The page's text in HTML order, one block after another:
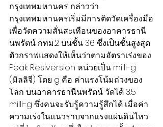
กรุงเทพมหานคร กล่าวว่า
กรุงเทพมหานครเริ่มมีการติดวัดเครื่องมือ
เพื่อวัดความสั่นสะเทือนของอาคารธานี
นพรัตน์ กทม.2 บนชั้น 36 ซึ่งเป็นชั้นสูงสุด
ตัวกราฟแสดงให้เห็นว่าตามอัตราเร่งของ
Peak Resiversion หน่วยเป็น milli-g
(มิลลิจี) โดย g คือ ค่าแรงโน้มถ่วงของ
โลก บนอาคารธานีนพรัตน์ วัดได้ 3.5
milli-g ซึ่งคนจะรับรู้ความรู้สึกได้ เมื่อค่า
ความเร่งในแนวราบจากแรงแผ่นดินไหว